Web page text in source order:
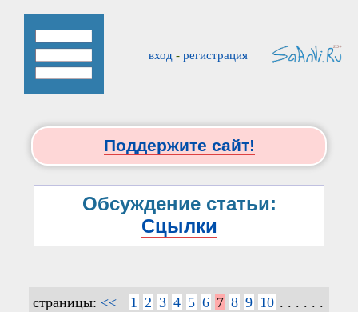
вход - регистрация
Поддержите сайт!
Обсуждение статьи:
Сцылки
страницы: << 1 2 3 4 5 6 7 8 9 10 . . . . . .